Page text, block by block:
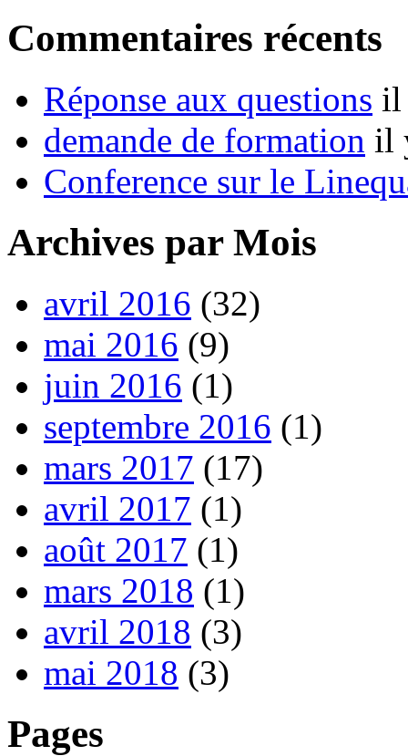
Commentaires récents
Réponse aux questions il
demande de formation il
Conference sur le
Archives par Mois
avril 2016 (32)
mai 2016 (9)
juin 2016 (1)
septembre 2016 (1)
mars 2017 (17)
avril 2017 (1)
août 2017 (1)
mars 2018 (1)
avril 2018 (3)
mai 2018 (3)
Pages